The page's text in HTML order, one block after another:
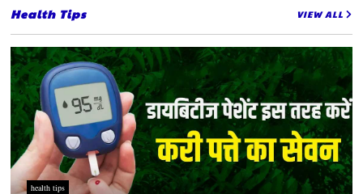
Health Tips VIEW ALL
health tips